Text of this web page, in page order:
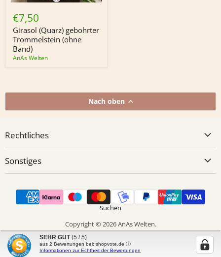
Girasol
(Quarz)
gebohrter
Trommelstein
(ohne
Band)
€7,50
Girasol (Quarz) gebohrter
Trommelstein (ohne
Band)
AnAs Welten
Nach oben
Rechtliches
Sonstiges
Suchen
Copyright © 2026 AnAs Welten.
Powered by Shopify
SEHR GUT (5 / 5)
aus 2 Bewertungen bei: shopvote.de ⓘ
Informationen zur Echtheit der Bewertungen